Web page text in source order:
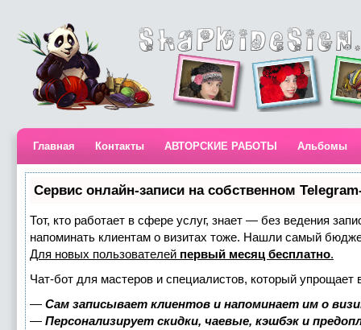
Главная Контакты АВТОРСКИЕ РАБОТЫ Альбомы
Сервис онлайн-записи на собственном
Тот, кто работает в сфере услуг, знает — без ведения
напоминать клиентам о визитах тоже. Нашли самый
Для новых пользователей первый месяц бесплатно.
Чат-бот для мастеров и специалистов, который упрощает
— Сам записывает клиентов и напоминает им о
— Персонализирует скидки, чаевые, кэшбэк и